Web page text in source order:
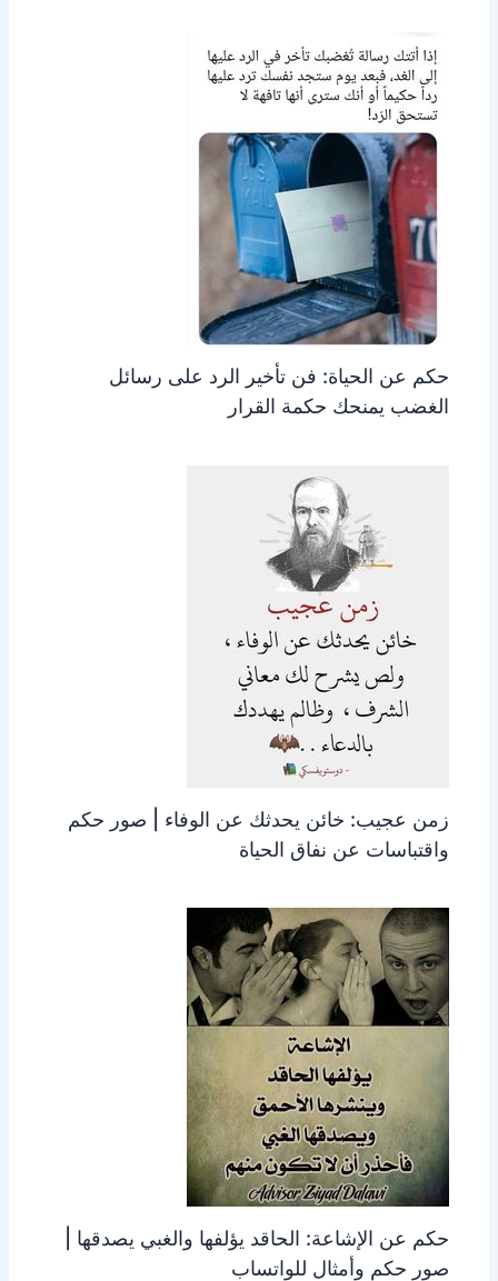
حكم عن الحياة: فن تأخير الرد على رسائل
الغضب يمنحك حكمة القرار
زمن عجيب: خائن يحدثك عن الوفاء | صور حكم
واقتباسات عن نفاق الحياة
حكم عن الإشاعة: الحاقد يؤلفها والغبي يصدقها |
صور حكم وأمثال للواتساب